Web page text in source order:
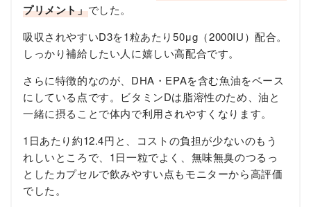
プリメント」でした。
吸収されやすいD3を1粒あたり50μg（2000IU）配合。
しっかり補給したい人に嬉しい高配合です。
さらに特徴的なのが、DHA・EPAを含む魚油をベース
にしている点です。ビタミンDは脂溶性のため、油と
一緒に摂ることで体内で利用されやすくなります。
1日あたり約12.4円と、コストの負担が少ないのもう
れしいところで、1日一粒でよく、無味無臭のつるっ
としたカプセルで飲みやすい点もモニターから高評価
でした。